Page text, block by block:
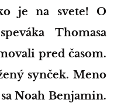
Thomasa
pred časom.
synček. Meno
Noah Benjamin.